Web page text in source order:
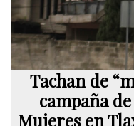
Tachan de
campaña
Mujeres en